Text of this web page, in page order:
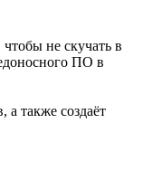
не скучать в
ПО в
также создаёт